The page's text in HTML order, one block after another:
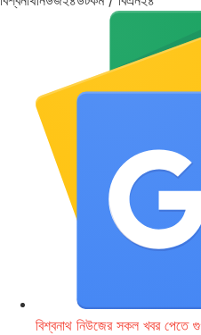
বিশ্বনাথ নিউজের সকল খবর